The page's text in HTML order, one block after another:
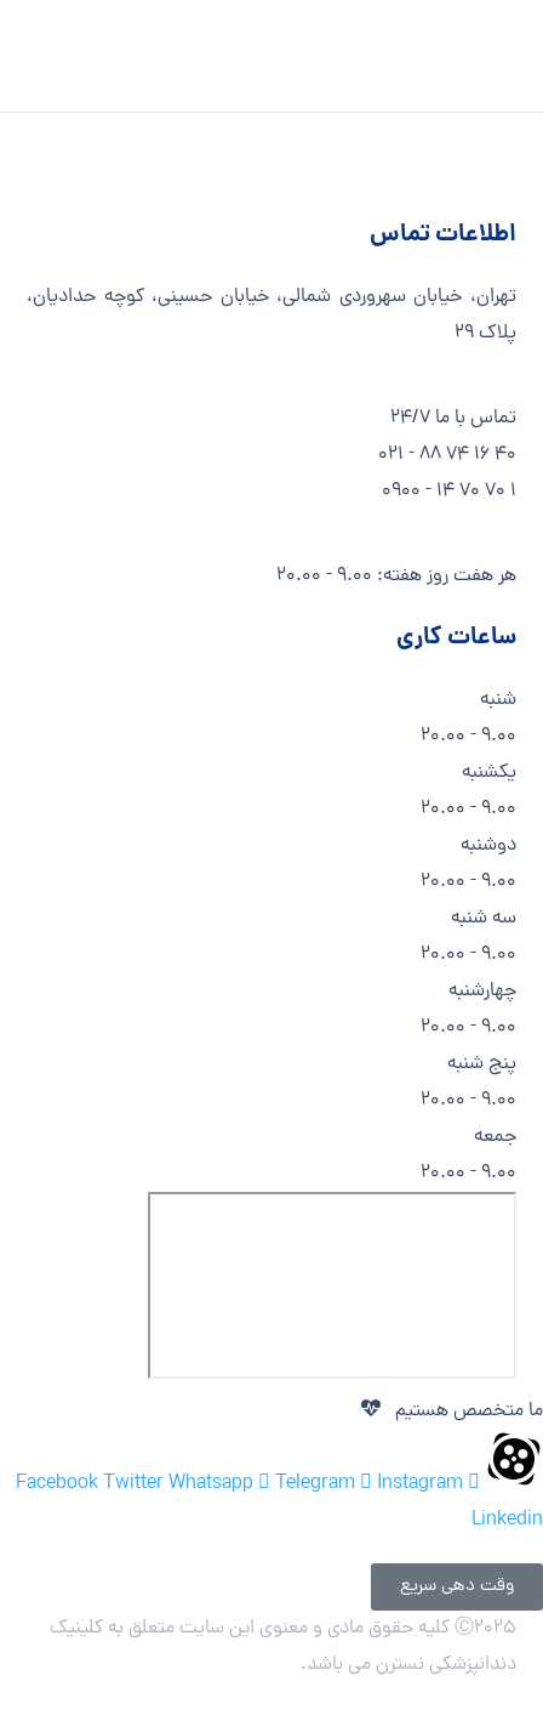
اطلاعات تماس
تهران، خیابان سهروردی شمالی، خیابان حسینی، کوچه حدادیان،
پلاک ۲۹
تماس با ما 24/7
40 16 74 88 - 021
1 70 70 14 - 0900
هر هفت روز هفته: 9.00 - 20.00
ساعات کاری
شنبه
9.00 - 20.00
یکشنبه
9.00 - 20.00
دوشنبه
9.00 - 20.00
سه شنبه
9.00 - 20.00
چهارشنبه
9.00 - 20.00
پنج شنبه
9.00 - 20.00
جمعه
9.00 - 20.00
ما متخصص هستیم
FacebookTwitterWhatsapp Telegram
Instagram
Linkedin
وقت دهی سریع
Ⓒ2025 کلیه حقوق مادی و معنوی این سایت متعلق به کلینیک
دندانپزشکی نسترن می باشد.